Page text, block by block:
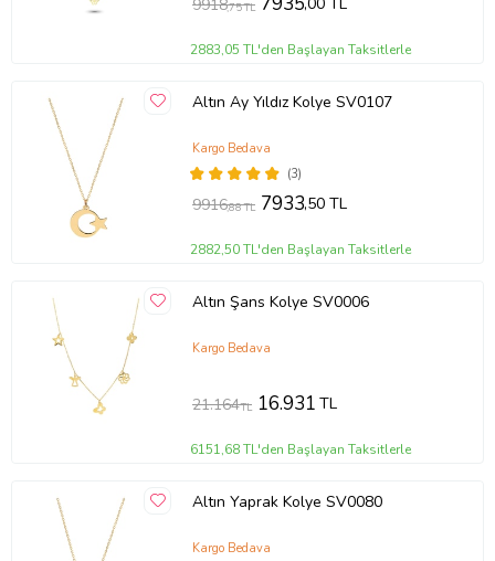
9918,75 TL
2883,05 TL'den Başlayan Taksitlerle
Altın Ay Yıldız Kolye SV0107
(3)
Kargo Bedava
9916,88 TL 7933,50 TL
2882,50 TL'den Başlayan Taksitlerle
Altın Şans Kolye SV0006
Kargo Bedava
21.164TL 16.931TL
6151,68 TL'den Başlayan Taksitlerle
Altın Yaprak Kolye SV0080
Kargo Bedava